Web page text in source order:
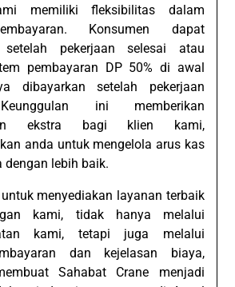
memiliki fleksibilitas dalam
Konsumen dapat
setelah pekerjaan selesai atau
pembayaran DP 50% di awal
dibayarkan setelah pekerjaan
ini memberikan
ekstra bagi klien kami,
anda untuk mengelola arus kas
dengan lebih baik.
menyediakan layanan terbaik
kami, tidak hanya melalui
kami, tetapi juga melalui
dan kejelasan biaya,
Sahabat Crane menjadi